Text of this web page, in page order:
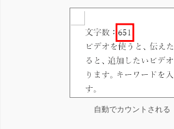
自動でカウントされる